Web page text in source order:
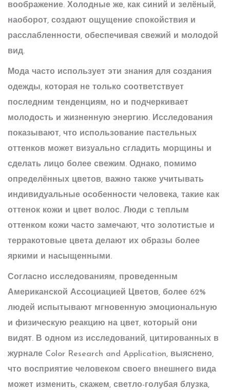
воображение. Холодные же, как синий и зелёный,
наоборот, создают ощущение спокойствия и
расслабленности, обеспечивая свежий и молодой
вид.
Мода часто использует эти знания для создания
одежды, которая не только соответствует
последним тенденциям, но и подчеркивает
молодость и жизненную энергию. Исследования
показывают, что использование пастельных
оттенков может визуально сгладить морщины и
сделать лицо более свежим. Однако, помимо
определённых цветов, важно также учитывать
индивидуальные особенности человека, такие как
оттенок кожи и цвет волос. Люди с теплым
оттенком кожи часто замечают, что золотистые и
терракотовые цвета делают их образы более
яркими и насыщенными.
Согласно исследованиям, проведенным
Американской Ассоциацией Цветов, более 62%
людей испытывают мгновенную эмоциональную
и физическую реакцию на цвет, который они
видят. В одном из исследований, цитированных в
журнале Color Research and Application, выяснено,
что восприятие человеком своего внешнего вида
может изменить, скажем, светло-голубая блузка,